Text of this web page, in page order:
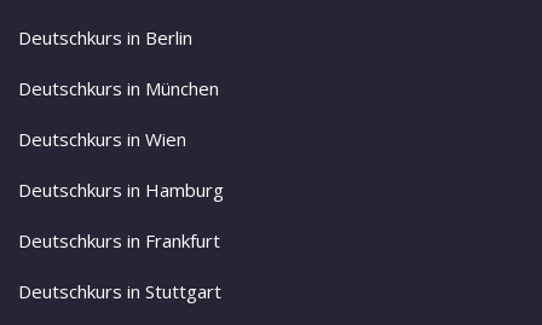
Deutschkurs in Berlin
Deutschkurs in München
Deutschkurs in Wien
Deutschkurs in Hamburg
Deutschkurs in Frankfurt
Deutschkurs in Stuttgart